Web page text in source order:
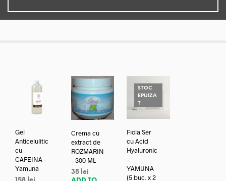
Gel
Anticelulitic
cu
CAFEINA –
Yamuna
Crema cu
extract de
ROZMARIN
– 300 ML
35 lei
STOC
EPUIZA
T
Fiola Ser
cu Acid
Hyaluronic
–
YAMUNA
(5 buc. x 2